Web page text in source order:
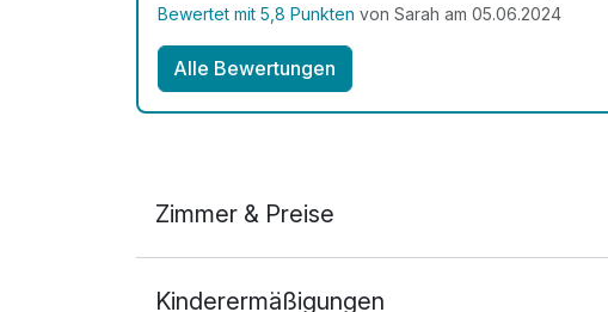
Bewertet mit 5,8 Punkten von Sarah am 05.06.2024
Alle Bewertungen
Zimmer & Preise
2 Erwachsene und 2 Kinder
Kinderermäßigungen